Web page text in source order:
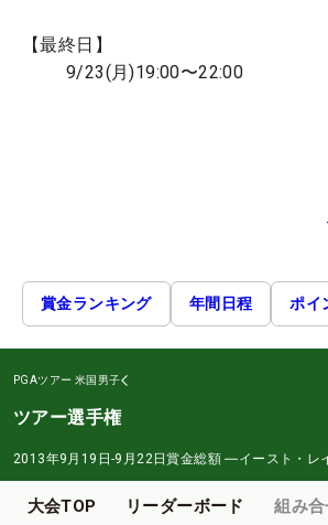
【最終日】
9/23(月)19:00〜22:00
賞金ランキング 年間日程 ポイ
PGAツアー 米国男子
ツアー選手権
2013年9月19日-9月22日賞金総額 ―イースト・レ
大会TOP リーダーボード 組み合